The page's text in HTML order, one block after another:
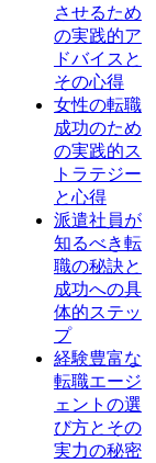
させるため
の実践的ア
ドバイスと
その心得
女性の転職
成功のため
の実践的ス
トラテジー
と心得
派遣社員が
知るべき転
職の秘訣と
成功への具
体的ステッ
プ
経験豊富な
転職エージ
ェントの選
び方とその
実力の秘密